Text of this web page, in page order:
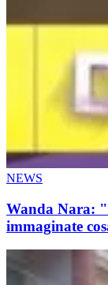
NEWS
Wanda Nara:
immaginate